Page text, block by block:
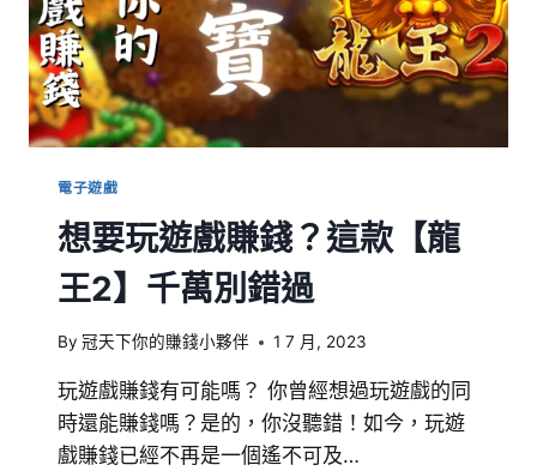
電子遊戲
想要玩遊戲賺錢？這款【龍
王2】千萬別錯過
By 冠天下你的賺錢小夥伴 1 7 月, 2023
玩遊戲賺錢有可能嗎？ 你曾經想過玩遊戲的同
時還能賺錢嗎？是的，你沒聽錯！如今，玩遊
戲賺錢已經不再是一個遙不可及…